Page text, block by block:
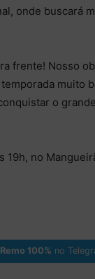
onde buscará
frente! Nosso
muito
o
19h, no
100% no